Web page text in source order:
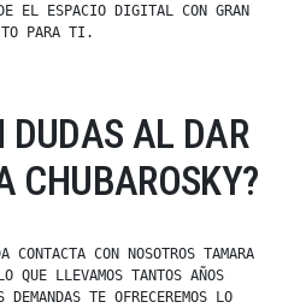
EL ESPACIO DIGITAL CON GRAN
PARA TI.
DUDAS AL DAR
CHUBAROSKY?
CON NOSOTROS TAMARA
QUE LLEVAMOS TANTOS AÑOS
DEMANDAS TE OFRECEREMOS LO